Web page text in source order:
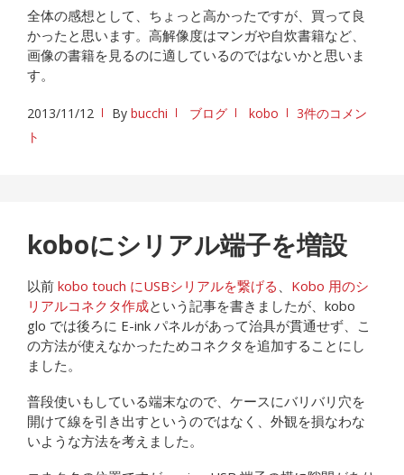
全体の感想として、ちょっと高かったですが、買って良
かったと思います。高解像度はマンガや自炊書籍など、
画像の書籍を見るのに適しているのではないかと思いま
す。
2013/11/12 By bucchi ブログ kobo
3件のコメン
ト
koboにシリアル端子を増設
以前 kobo touch にUSBシリアルを繋げる
Kobo 用のシ
リアルコネクタ作成という記事を書きましたが、kobo
glo では後ろに E-ink パネルがあって治具が貫通せず、こ
の方法が使えなかったためコネクタを追加することにし
ました。
普段使いもしている端末なので、ケースにバリバリ穴を
開けて線を引き出すというのではなく、外観を損なわな
いような方法を考えました。